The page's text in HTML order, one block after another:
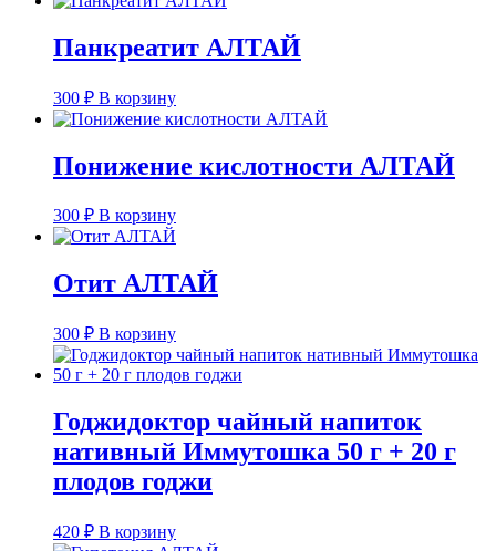
Панкреатит АЛТАЙ
300 ₽ В корзину
Понижение кислотности АЛТАЙ
300 ₽ В корзину
Отит АЛТАЙ
300 ₽ В корзину
Годжидоктор чайный напиток
нативный Иммутошка 50 г + 20 г
плодов годжи
420 ₽ В корзину